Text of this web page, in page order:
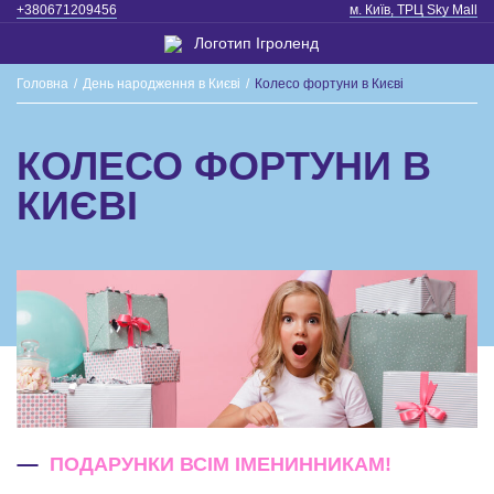
+380671209456 м. Київ, ТРЦ Sky Mall
Головна / День народження в Києві / Колесо фортуни в Києві
КОЛЕСО ФОРТУНИ В
КИЄВІ
ПОДАРУНКИ ВСІМ ІМЕНИННИКАМ!